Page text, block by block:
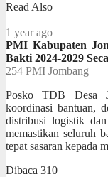
Read Also
1 year ago
PMI Kabupaten
Bakti 2024-2029
254 PMI Jombang
Posko TDB Desa
koordinasi bantuan,
distribusi logistik
memastikan seluruh
tepat sasaran kepada
Dibaca 310